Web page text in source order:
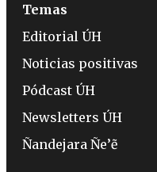
Temas
Editorial ÚH
Noticias positivas
Pódcast ÚH
Newsletters ÚH
Ñandejara Ñe’ẽ